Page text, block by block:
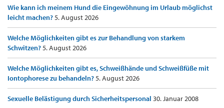
Wie kann ich meinem Hund die Eingewöhnung im Urlaub möglichst
leicht machen?5. August 2026
Welche Möglichkeiten gibt es zur Behandlung von starkem
Schwitzen?5. August 2026
Welche Möglichkeiten gibt es, Schweißhände und Schweißfüße mit
Iontophorese zu behandeln?5. August 2026
Sexuelle Belästigung durch Sicherheitspersonal 30. Januar 2008